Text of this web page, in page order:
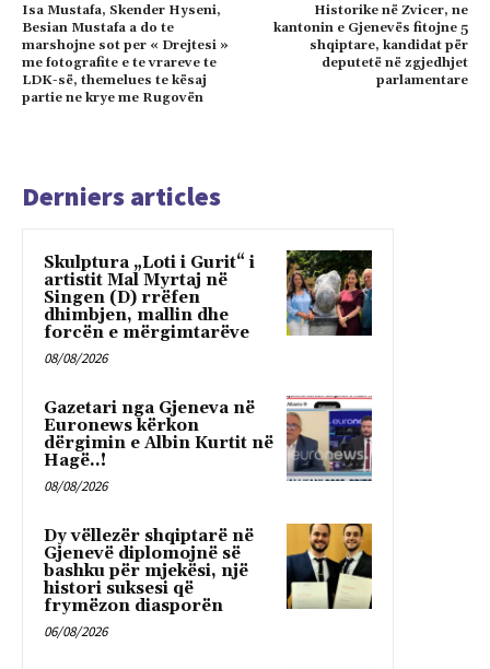
Isa Mustafa, Skender Hyseni,
Besian Mustafa a do te
marshojne sot per « Drejtesi »
me fotografite e te vrareve te
LDK-së, themelues te kësaj
partie ne krye me Rugovën
Historike në Zvicer, ne
kantonin e Gjenevës fitojne 5
shqiptare, kandidat për
deputetë në zgjedhjet
parlamentare
Derniers articles
Skulptura „Loti i Gurit“ i
artistit Mal Myrtaj në
Singen (D) rrëfen
dhimbjen, mallin dhe
forcën e mërgimtarëve
08/08/2026
Gazetari nga Gjeneva në
Euronews kërkon
dërgimin e Albin Kurtit në
Hagë..!
08/08/2026
Dy vëllezër shqiptarë në
Gjenevë diplomojnë së
bashku për mjekësi, një
histori suksesi që
frymëzon diasporën
06/08/2026